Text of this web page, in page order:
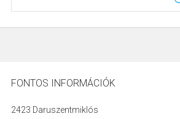
FONTOS INFORMÁCIÓK
2423 Daruszentmiklós